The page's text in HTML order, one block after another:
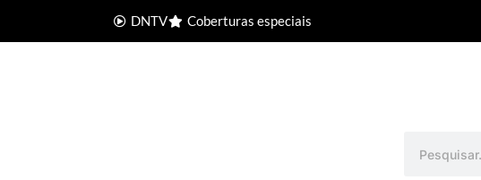
DNTV Coberturas especiais